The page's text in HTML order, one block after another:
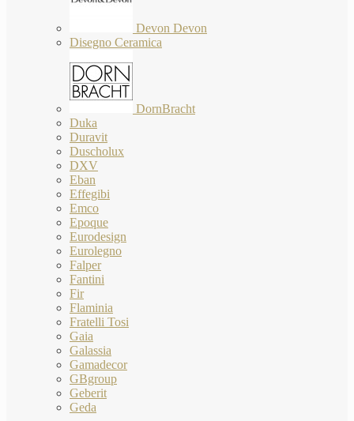
Devon Devon
Disegno Ceramica
DornBracht
Duka
Duravit
Duscholux
DXV
Eban
Effegibi
Emco
Epoque
Eurodesign
Eurolegno
Falper
Fantini
Fir
Flaminia
Fratelli Tosi
Gaia
Galassia
Gamadecor
GBgroup
Geberit
Geda